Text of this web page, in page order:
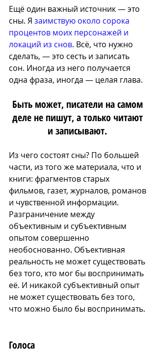
Ещё один важный источник — это
сны. Я заимствую около сорока
процентов моих персонажей и
локаций из снов. Всё, что нужно
сделать, — это сесть и записать
сон. Иногда из него получается
одна фраза, иногда — целая глава.
Быть может, писатели на самом
деле не пишут, а только читают
и записывают.
Из чего состоят сны? По большей
части, из того же материала, что и
книги: фрагментов старых
фильмов, газет, журналов, романов
и чувственной информации.
Разграничение между
объективным и субъективным
опытом совершенно
необоснованно. Объективная
реальность не может существовать
без того, кто мог бы воспринимать
её. И никакой субъективный опыт
не может существовать без того,
что можно было бы воспринимать.
Голоса